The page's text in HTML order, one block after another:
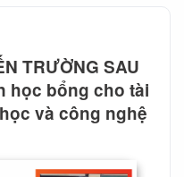
TRƯỜNG SAU
học bổng cho tài
và công nghệ